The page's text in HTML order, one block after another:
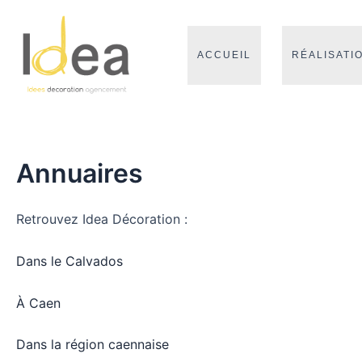
contenu
ACCUEIL
Annuaires
Retrouvez Idea Décoration :
Dans le Calvados
À Caen
Dans la région caennaise